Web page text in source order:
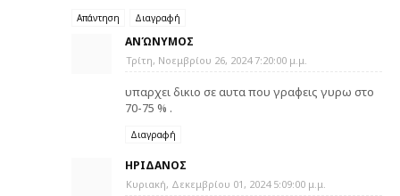
Απάντηση Διαγραφή
ΑΝΏΝΥΜΟΣ
Τρίτη, Νοεμβρίου 26, 2024 7:20:00 μ.μ.
υπαρχει δικιο σε αυτα που γραφεις γυρω στο
70-75 % .
Διαγραφή
ΗΡΙΔΑΝΟΣ
Κυριακή, Δεκεμβρίου 01, 2024 5:09:00 μ.μ.